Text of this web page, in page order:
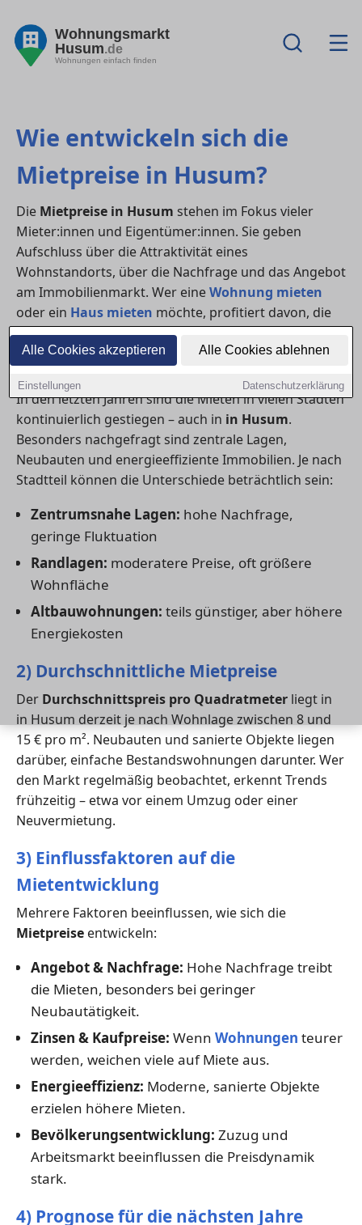
Alle Cookies akzeptieren Alle Cookies ablehnen
Einstellungen Datenschutzerklärung
Wohnungsmarkt
Husum.de
Wohnungen einfach finden
Wie entwickeln sich die
Mietpreise in Husum?
Die Mietpreise in Husum stehen im Fokus vieler
Mieter:innen und Eigentümer:innen. Sie geben
Aufschluss über die Attraktivität eines
Wohnstandorts, über die Nachfrage und das Angebot
am Immobilienmarkt. Wer eineWohnung mieten
oder ein Haus mieten möchte, profitiert davon, die
Preisentwicklung genau zu kennen.
1) Aktuelle Mietpreistrends
In den letzten Jahren sind die Mieten in vielen Städten
kontinuierlich gestiegen – auch in in Husum.
Besonders nachgefragt sind zentrale Lagen,
Neubauten und energieeffiziente Immobilien. Je nach
Stadtteil können die Unterschiede beträchtlich sein:
Zentrumsnahe Lagen: hohe Nachfrage,
geringe Fluktuation
Randlagen: moderatere Preise, oft größere
Wohnfläche
Altbauwohnungen: teils günstiger, aber höhere
Energiekosten
2) Durchschnittliche Mietpreise
Der Durchschnittspreis pro Quadratmeter liegt in
in Husum derzeit je nach Wohnlage zwischen 8 und
15 € pro m². Neubauten und sanierte Objekte liegen
darüber, einfache Bestandswohnungen darunter. Wer
den Markt regelmäßig beobachtet, erkennt Trends
frühzeitig – etwa vor einem Umzug oder einer
Neuvermietung.
3) Einflussfaktoren auf die
Mietentwicklung
Mehrere Faktoren beeinflussen, wie sich die
Mietpreise entwickeln:
Angebot & Nachfrage: Hohe Nachfrage treibt
die Mieten, besonders bei geringer
Neubautätigkeit.
Zinsen & Kaufpreise: Wenn Wohnungen teurer
werden, weichen viele auf Miete aus.
Energieeffizienz: Moderne, sanierte Objekte
erzielen höhere Mieten.
Bevölkerungsentwicklung: Zuzug und
Arbeitsmarkt beeinflussen die Preisdynamik
stark.
4) Prognose für die nächsten Jahre